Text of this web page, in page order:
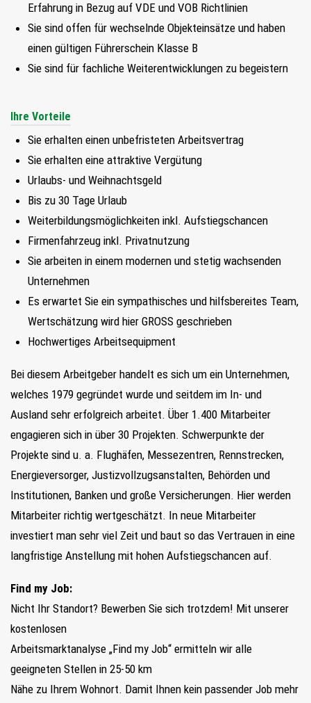
Erfahrung in Bezug auf VDE und VOB Richtlinien
Sie sind offen für wechselnde Objekteinsätze und haben
einen gültigen Führerschein Klasse B
Sie sind für fachliche Weiterentwicklungen zu begeistern
Ihre Vorteile
Sie erhalten einen unbefristeten Arbeitsvertrag
Sie erhalten eine attraktive Vergütung
Urlaubs- und Weihnachtsgeld
Bis zu 30 Tage Urlaub
Weiterbildungsmöglichkeiten inkl. Aufstiegschancen
Firmenfahrzeug inkl. Privatnutzung
Sie arbeiten in einem modernen und stetig wachsenden
Unternehmen
Es erwartet Sie ein sympathisches und hilfsbereites Team,
Wertschätzung wird hier GROSS geschrieben
Hochwertiges Arbeitsequipment
Bei diesem Arbeitgeber handelt es sich um ein Unternehmen,
welches 1979 gegründet wurde und seitdem im In- und
Ausland sehr erfolgreich arbeitet. Über 1.400 Mitarbeiter
engagieren sich in über 30 Projekten. Schwerpunkte der
Projekte sind u. a. Flughäfen, Messezentren, Rennstrecken,
Energieversorger, Justizvollzugsanstalten, Behörden und
Institutionen, Banken und große Versicherungen. Hier werden
Mitarbeiter richtig wertgeschätzt. In neue Mitarbeiter
investiert man sehr viel Zeit und baut so das Vertrauen in eine
langfristige Anstellung mit hohen Aufstiegschancen auf.
Find my Job:
Nicht Ihr Standort? Bewerben Sie sich trotzdem! Mit unserer
kostenlosen
Arbeitsmarktanalyse „Find my Job“ ermitteln wir alle
geeigneten Stellen in 25-50 km
Nähe zu Ihrem Wohnort. Damit Ihnen kein passender Job mehr